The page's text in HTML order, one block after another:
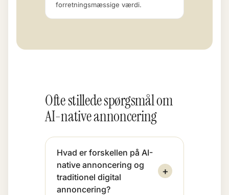
forretningsmæssige værdi.
Ofte stillede spørgsmål om
AI-native annoncering
Hvad er forskellen på AI-
native annoncering og
traditionel digital
annoncering?
+